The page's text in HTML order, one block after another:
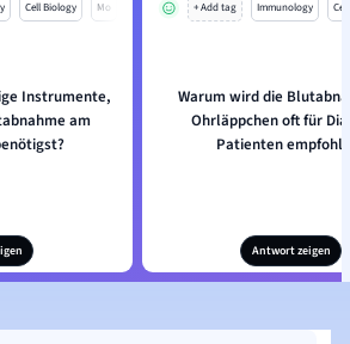
Cell Biology Mo
Instrumente,
am
+ Add tag Immunology
Warum wird die
Ohrläppchen oft für
Patienten
Antwort zeigen